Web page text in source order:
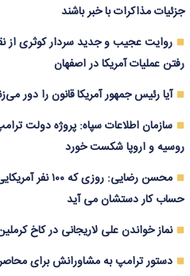
جزئیات مذاکرات با خبر باشند
روایت عجیب و جدید سردار کوثری از
رفتن عملیات آمریکا در اصفهان
آیا رئیس جمهور آمریکا قانون را دور
سازمان اطلاعات سپاه: پروژه دولت
روسیه و اروپا شکست خورد
محسن رضایی: روزی که
حساب کار دستشان می آید
نماز خواندن علی لاریجانی در کاخ
دستور ترامپ به مشاورانش برای